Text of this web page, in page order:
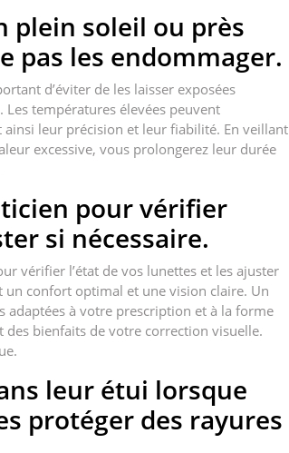
plein soleil ou près
pas les endommager.
d’éviter de les laisser exposées
températures élevées peuvent
leur précision et leur fiabilité. En veillant
excessive, vous prolongerez leur durée
pour vérifier
si nécessaire.
vérifier l’état de vos lunettes et les ajuster
un confort optimal et une vision claire. Un
adaptées à votre prescription et à la forme
bienfaits de votre correction visuelle.
leur étui lorsque
protéger des rayures